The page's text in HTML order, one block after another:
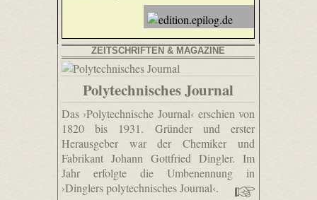
ZEITSCHRIFTEN & MAGAZINE
Polytechnisches Journal
Das ›Polytechnische Journal‹ erschien von
1820 bis 1931. Gründer und erster
Herausgeber war der Chemiker und
Fabrikant Johann Gottfried Dingler. Im
Jahr erfolgte die Umbenennung in
›Dinglers polytechnisches Journal‹.